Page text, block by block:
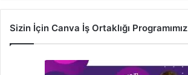
Sizin İçin Canva İş Ortaklığı Programımız